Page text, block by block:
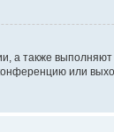
а также
или